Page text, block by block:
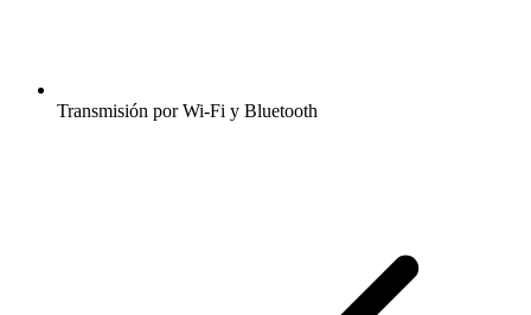
Transmisión por Wi-Fi y Bluetooth